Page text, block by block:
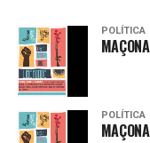
POLÍTICA
POLÍTICA